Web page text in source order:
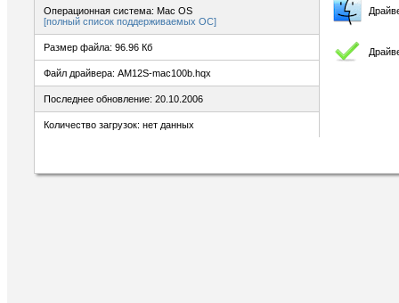
Операционная система: Mac OS
[полный список поддерживаемых ОС]
Размер файла: 96.96 Кб
Файл драйвера: AM12S-mac100b.hqx
Последнее обновление: 20.10.2006
Количество загрузок: нет данных